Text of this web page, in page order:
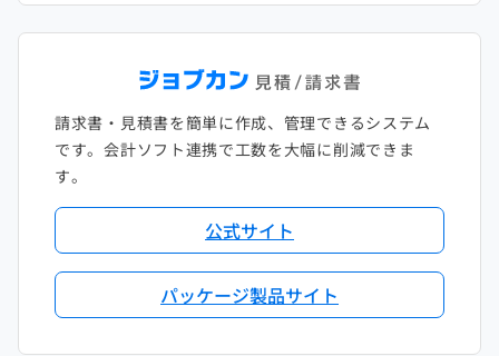
請求書・見積書を簡単に作成、管理できるシステム
です。会計ソフト連携で工数を大幅に削減できま
す。
公式サイト
パッケージ製品サイト